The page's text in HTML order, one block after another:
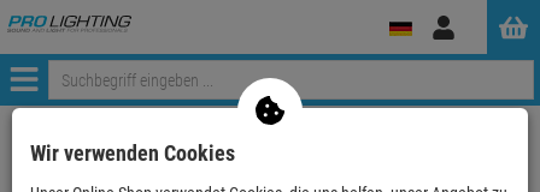
Anmelden
Menü
Weiter einkaufen ProLighting
Wir verwenden Cookies